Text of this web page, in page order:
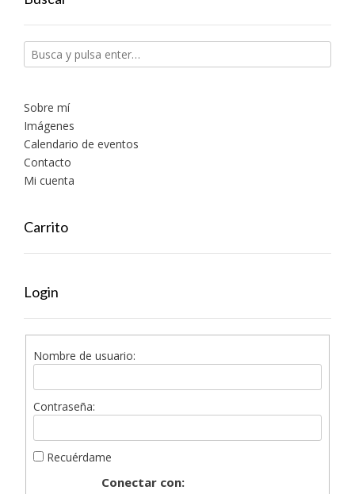
Sobre mí
Imágenes
Calendario de eventos
Contacto
Mi cuenta
Carrito
Login
Nombre de usuario:
Contraseña:
Recuérdame
Conectar con: